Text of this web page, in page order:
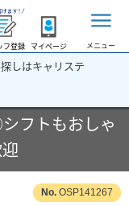
フ登録 マイページ メニュー
しはキャリステ
フトもおしゃ
OSP141267